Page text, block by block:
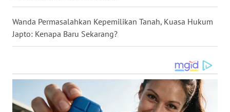
Wanda Permasalahkan Kepemilikan Tanah, Kuasa Hukum
Japto: Kenapa Baru Sekarang?
SULUT
MALUT